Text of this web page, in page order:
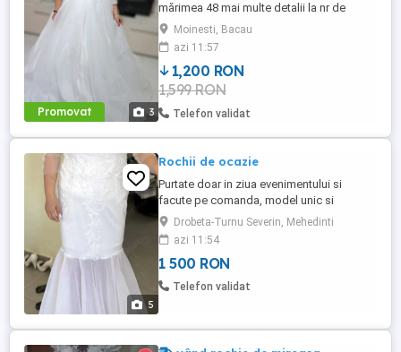
Promovat 3
mărimea 48 mai multe detalii la nr de
telefonMoinesti, Bacau
azi 11:57
1,200 RON
1,599 RON
Telefon validat
5
Rochii de ocazie
Purtate doar in ziua evenimentului si
facute pe comanda, model unic si
nesifonabil Model imagine: 1,70m ; 70kg
1500 lei buc. (2 bucati)
Drobeta-Turnu Severin, Mehedinti
azi 11:54
1 500 RON
Telefon validat